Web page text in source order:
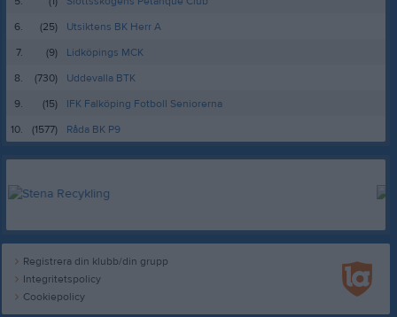
6.
(25)
Utsiktens BK Herr A
7.
(9)
Lidköpings MCK
8.
(730)
Uddevalla BTK
9.
(15)
IFK Falköping Fotboll Seniorerna
10.
(1577) Råda BK P9
Registrera din klubb/din grupp
Integritetspolicy
Cookiepolicy